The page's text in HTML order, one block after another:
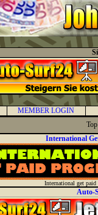
MEMBER LOGIN
International
International get
Auto-